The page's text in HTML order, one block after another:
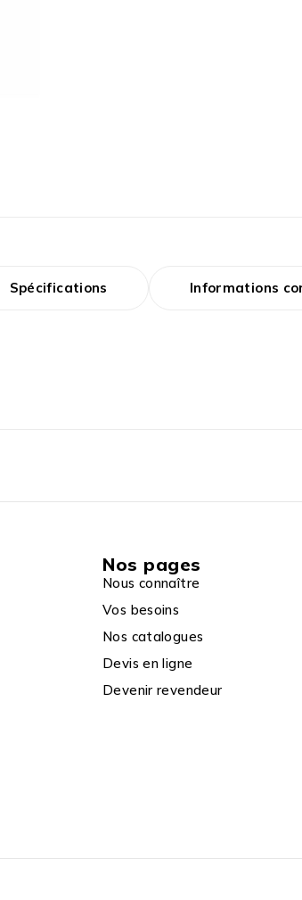
Spécifications Informations
Nos pages
Nous connaître
Vos besoins
Nos catalogues
Devis en ligne
Devenir revendeur